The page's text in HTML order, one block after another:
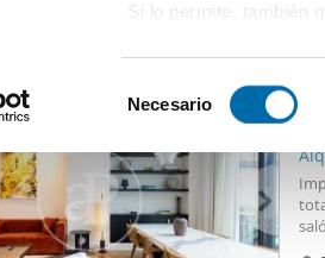
Si lo permite, también
Identificar su
Obtenga más
preferencias en la
en la Declaración de
e
e
c
c
Necesario